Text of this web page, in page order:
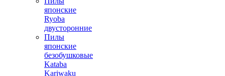
японские
Ryoba
двусторонние
Пилы
японские
безобушковые
Kataba
Kariwaku